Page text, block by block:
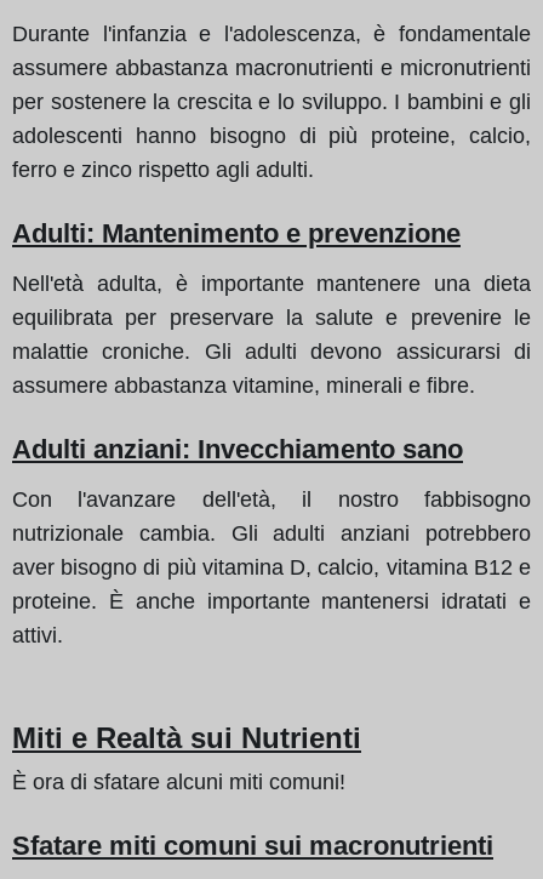
Durante l'infanzia e l'adolescenza, è fondamentale
assumere abbastanza macronutrienti e micronutrienti
per sostenere la crescita e lo sviluppo. I bambini e gli
adolescenti hanno bisogno di più proteine, calcio,
ferro e zinco rispetto agli adulti.
Adulti: Mantenimento e prevenzione
Nell'età adulta, è importante mantenere una dieta
equilibrata per preservare la salute e prevenire le
malattie croniche. Gli adulti devono assicurarsi di
assumere abbastanza vitamine, minerali e fibre.
Adulti anziani: Invecchiamento sano
Con l'avanzare dell'età, il nostro fabbisogno
nutrizionale cambia. Gli adulti anziani potrebbero
aver bisogno di più vitamina D, calcio, vitamina B12 e
proteine. È anche importante mantenersi idratati e
attivi.
Miti e Realtà sui Nutrienti
È ora di sfatare alcuni miti comuni!
Sfatare miti comuni sui macronutrienti